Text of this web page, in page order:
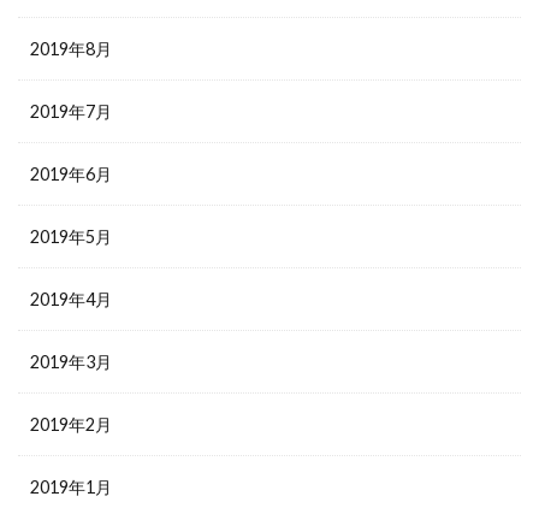
2019年8月
2019年7月
2019年6月
2019年5月
2019年4月
2019年3月
2019年2月
2019年1月